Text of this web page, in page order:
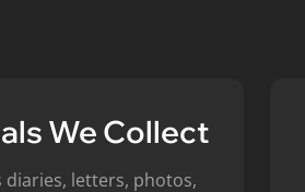
We Collect
diaries, letters, photos,